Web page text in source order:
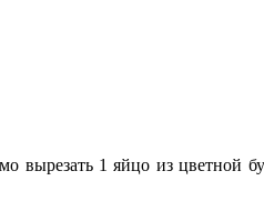
вырезать 1 яйцо из